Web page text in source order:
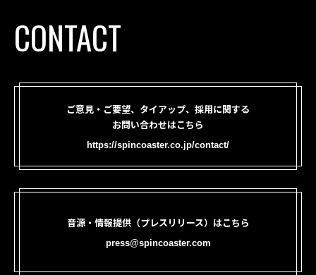
CONTACT
ご意見・ご要望、タイアップ、採用に関する
お問い合わせはこちら
https://spincoaster.co.jp/contact/
音源・情報提供（プレスリリース）はこちら
press@spincoaster.com